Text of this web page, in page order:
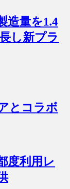
造量を1.4
し新プラ
とコラボ
度利用レ